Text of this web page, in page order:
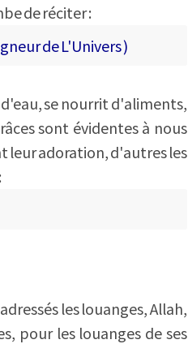
de réciter :
de L'Univers )
se nourrit d'aliments,
sont évidentes à nous
leur adoration, d'autres les
les louanges, Allah,
pour les louanges de ses